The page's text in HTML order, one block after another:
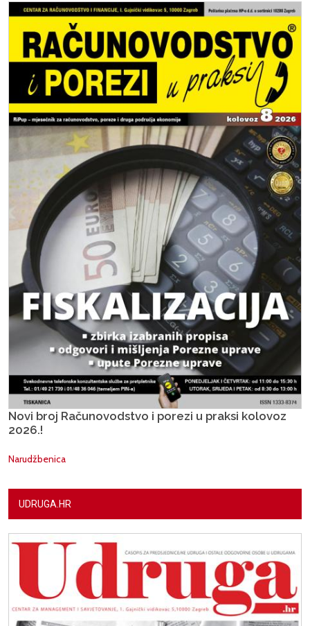
Novi broj Računovodstvo i porezi u praksi kolovoz
2026.!
Narudžbenica
UDRUGA.HR